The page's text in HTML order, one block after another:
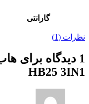
گارانتی
نظرات (1)
1 دیدگاه برای
HB25 3IN1